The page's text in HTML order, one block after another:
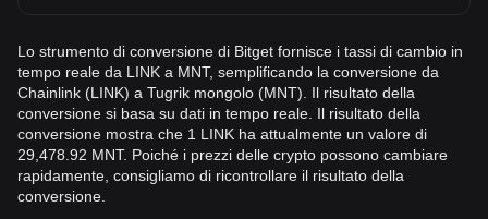
Lo strumento di conversione di Bitget fornisce i tassi di cambio in
tempo reale da LINK a MNT, semplificando la conversione da
Chainlink (LINK) a Tugrik mongolo (MNT). Il risultato della
conversione si basa su dati in tempo reale. Il risultato della
conversione mostra che 1 LINK ha attualmente un valore di
29,478.92 MNT. Poiché i prezzi delle crypto possono cambiare
rapidamente, consigliamo di ricontrollare il risultato della
conversione.